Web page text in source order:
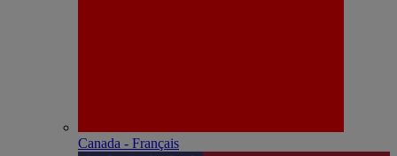
Canada - Français